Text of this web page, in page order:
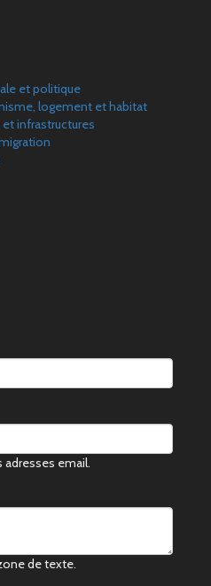
et politique
logement et habitat
infrastructures
adresses email.
de texte.